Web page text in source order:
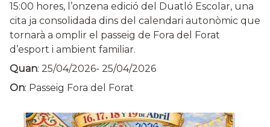
15:00 hores, l’onzena edició del Duatló Escolar, una
cita ja consolidada dins del calendari autonòmic que
tornarà a omplir el passeig de Fora del Forat
d’esport i ambient familiar.
Quan: 25/04/2026- 25/04/2026
On: Passeig Fora del Forat